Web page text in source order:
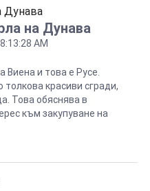
на Дунава
AM
Виена и това е Русе.
красиви сгради,
Това обяснява в
към закупуване на
има архитектурни